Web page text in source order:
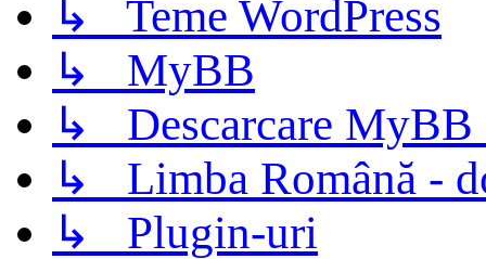
↳ Teme WordPress
↳ MyBB
↳ Descarcare MyBB
↳ Limba Română -
↳ Plugin-uri